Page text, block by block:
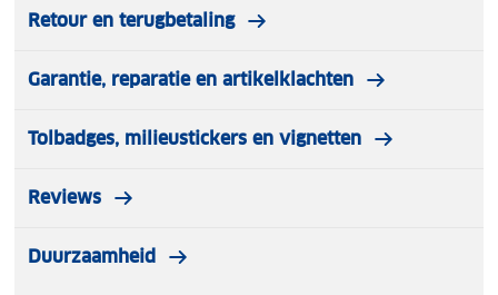
Retour en terugbetaling
Garantie, reparatie en artikelklachten
Tolbadges, milieustickers en vignetten
Reviews
Duurzaamheid